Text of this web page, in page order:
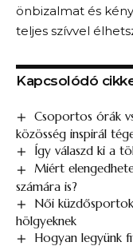
önbizalmat és
teljes szívvel
Kapcsolódó
Csoportos órák
közösség inspirál
Így válaszd ki a
Miért
számára is?
Női
hölgyeknek
Hogyan legyünk